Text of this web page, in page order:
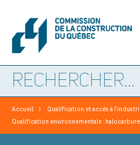
Accueil > Qualification et accès à
Qualification environnementale :